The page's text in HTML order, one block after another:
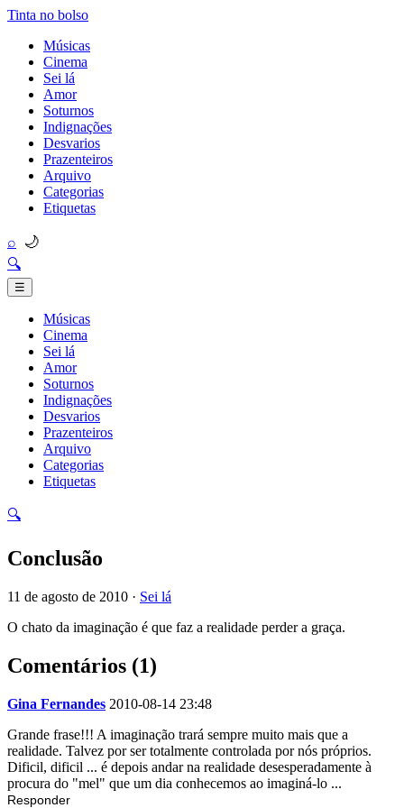
Tinta no bolso
Músicas
Cinema
Sei lá
Amor
Soturnos
Indignações
Desvarios
Prazenteiros
Arquivo
Categorias
Etiquetas
⌕ 🌙
🔍
☰
Músicas
Cinema
Sei lá
Amor
Soturnos
Indignações
Desvarios
Prazenteiros
Arquivo
Categorias
Etiquetas
🔍
Conclusão
11 de agosto de 2010 · Sei lá
O chato da imaginação é que faz a realidade perder a graça.
Comentários (1)
Gina Fernandes 2010-08-14 23:48
Grande frase!!! A imaginação trará sempre muito mais que a
realidade. Talvez por ser totalmente controlada por nós próprios.
Dificil, dificil ... é depois andar na realidade desesperadamente à
procura do "mel" que um dia conhecemos ao imaginá-lo ...
Responder